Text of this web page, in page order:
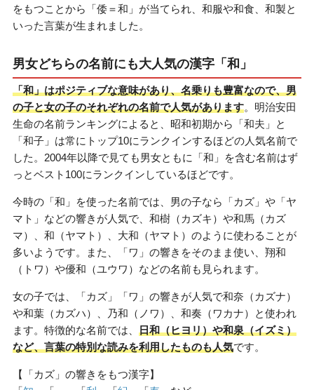
をもつことから「倭＝和」が当てられ、和服や和食、和製と
いった言葉が生まれました。
男女どちらの名前にも大人気の漢字「和」
「和」はポジティブな意味があり、名乗りも豊富なので、男
の子と女の子のそれぞれの名前で人気があります。明治安田
生命の名前ランキングによると、昭和初期から「和夫」と
「和子」は常にトップ10にランクインするほどの人気名前で
した。2004年以降で見ても男女ともに「和」を含む名前はず
っとベスト100にランクインしているほどです。
今時の「和」を使った名前では、男の子なら「カズ」や「ヤ
マト」などの響きが人気で、和樹（カズキ）や和馬（カズ
マ）、和（ヤマト）、大和（ヤマト）のように使わることが
多いようです。また、「ワ」の響きをそのまま使い、翔和
（トワ）や優和（ユウワ）などの名前も見られます。
女の子では、「カズ」「ワ」の響きが人気で和奈（カズナ）
や和葉（カズハ）、乃和（ノワ）、和奏（ワカナ）と使われ
ます。特徴的な名前では、 日和（ヒヨリ）や和泉（イズミ）
など、言葉の特別な読みを利用したものも人気です。
【「カズ」の響きをもつ漢字】